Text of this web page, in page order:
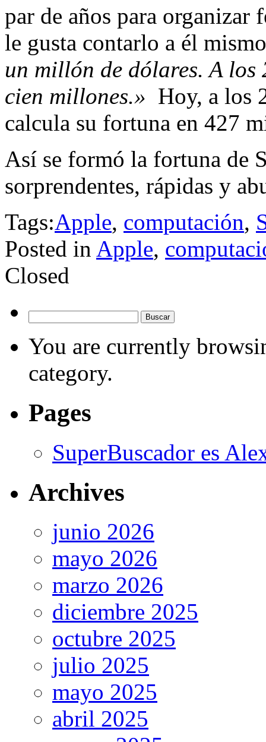
par de años para organizar
le gusta contarlo a él
un millón de dólares. A los
cien millones.» Hoy, a los
calcula su fortuna en 427
Así se formó la fortuna de
sorprendentes, rápidas y
Tags:Apple, computación,
Posted in Apple,
Closed
You are currently
category.
Pages
SuperBuscador es
Archives
junio 2026
mayo 2026
marzo 2026
diciembre 2025
octubre 2025
julio 2025
mayo 2025
abril 2025